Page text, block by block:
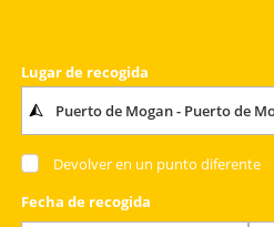
Lugar de recogida
Devolver en un punto diferente
Fecha de recogida